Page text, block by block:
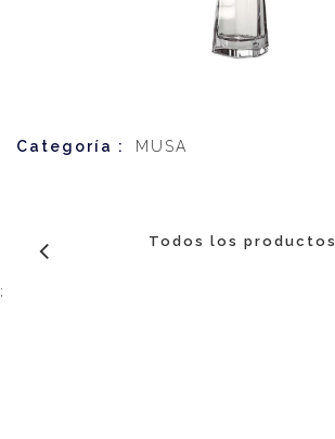
Categoría : MUSA
Todos los productos
;